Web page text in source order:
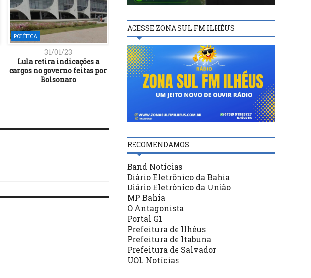
POLÍTICA
31/01/23
Lula retira indicações a
cargos no governo feitas por
Bolsonaro
POLÍTICA
08/07/21
Governo leiloa rodovia que
liga Mato Grosso à Hidrovia
do Tapajós
POLÍTICA
Herzem Gusmão é
em Vitória da
ACESSE ZONA SUL FM ILHÉUS
RECOMENDAMOS
Band Notícias
Diário Eletrônico da Bahia
Diário Eletrônico da União
MP Bahia
O Antagonista
Portal G1
Prefeitura de Ilhéus
Prefeitura de Itabuna
Prefeitura de Salvador
UOL Notícias